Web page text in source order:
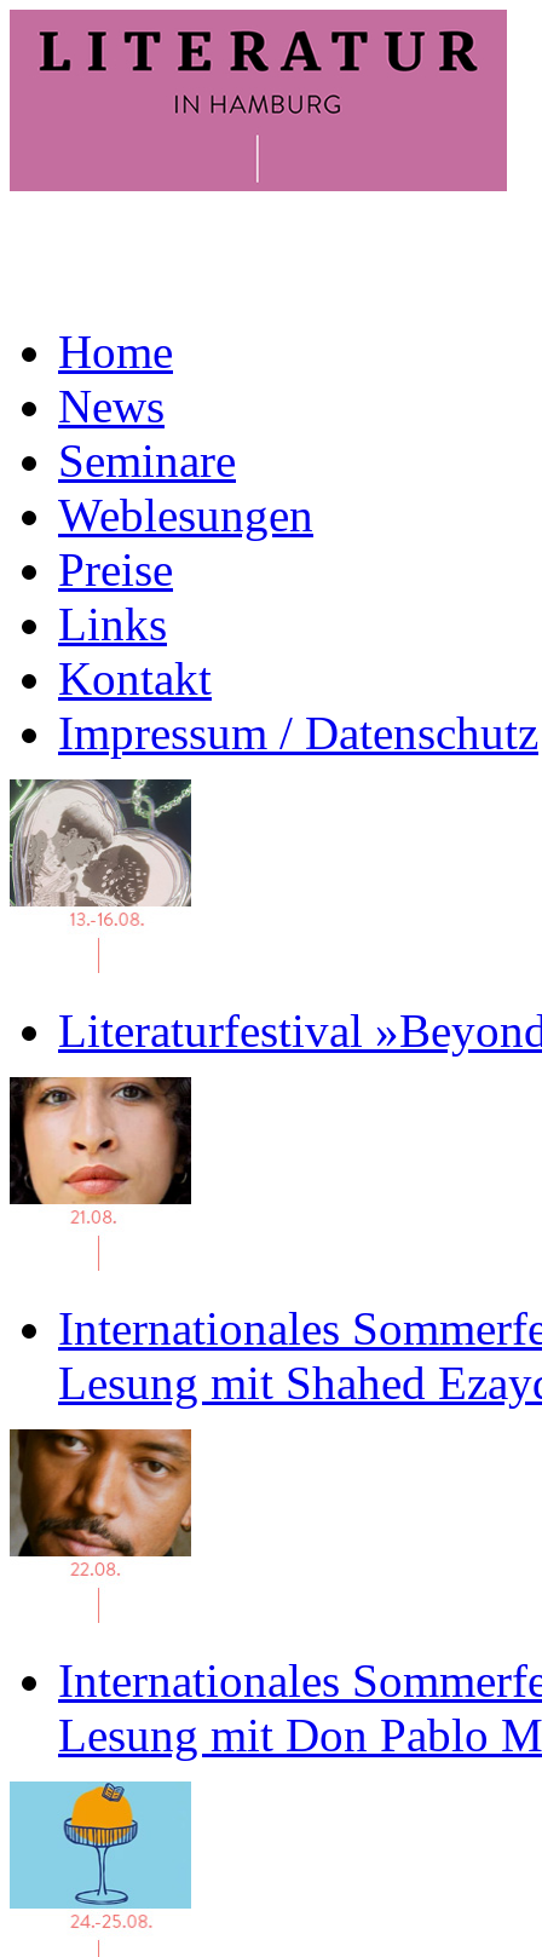
Home
News
Seminare
Weblesungen
Preise
Links
Kontakt
Impressum / Datenschutz
Literaturfestival
Internationales
Lesung mit Shahed
Internationales
Lesung mit Don Pablo